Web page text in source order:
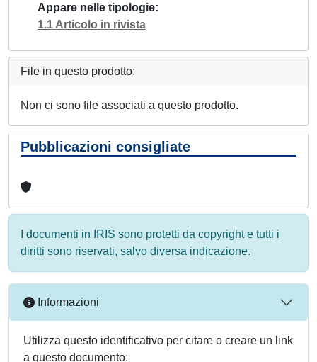
Appare nelle tipologie
1.1 Articolo in rivista
File in questo prodotto:
Non ci sono file associati a questo prodotto.
Pubblicazioni consigliate
I documenti in IRIS sono protetti da copyright e tutti i
diritti sono riservati, salvo diversa indicazione.
Informazioni
Utilizza questo identificativo per citare o creare un link
a questo documento: